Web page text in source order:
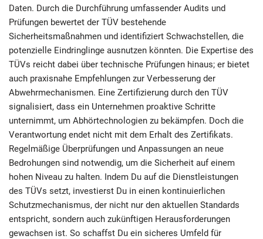
Daten. Durch die Durchführung umfassender Audits und
Prüfungen bewertet der TÜV bestehende
Sicherheitsmaßnahmen und identifiziert Schwachstellen, die
potenzielle Eindringlinge ausnutzen könnten. Die Expertise des
TÜVs reicht dabei über technische Prüfungen hinaus; er bietet
auch praxisnahe Empfehlungen zur Verbesserung der
Abwehrmechanismen. Eine Zertifizierung durch den TÜV
signalisiert, dass ein Unternehmen proaktive Schritte
unternimmt, um Abhörtechnologien zu bekämpfen. Doch die
Verantwortung endet nicht mit dem Erhalt des Zertifikats.
Regelmäßige Überprüfungen und Anpassungen an neue
Bedrohungen sind notwendig, um die Sicherheit auf einem
hohen Niveau zu halten. Indem Du auf die Dienstleistungen
des TÜVs setzt, investierst Du in einen kontinuierlichen
Schutzmechanismus, der nicht nur den aktuellen Standards
entspricht, sondern auch zukünftigen Herausforderungen
gewachsen ist. So schaffst Du ein sicheres Umfeld für